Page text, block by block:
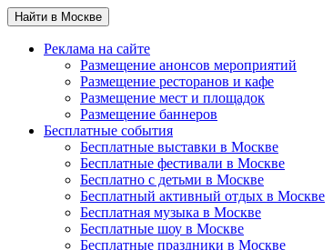
Найти в Москве
Реклама на сайте
Размещение анонсов мероприятий
Размещение ресторанов и кафе
Размещение мест и площадок
Размещение баннеров
Бесплатные события
Бесплатные выставки в Москве
Бесплатные фестивали в Москве
Бесплатно с детьми в Москве
Бесплатный активный отдых в Москве
Бесплатная музыка в Москве
Бесплатные шоу в Москве
Бесплатные праздники в Москве